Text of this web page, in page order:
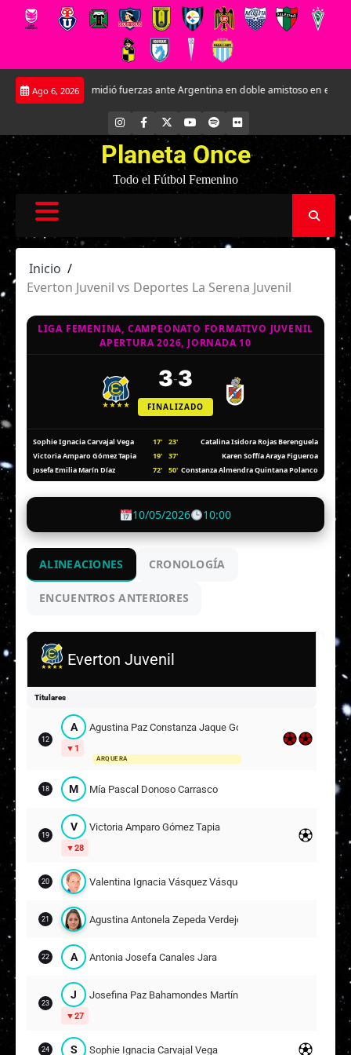
Saltar
Ago 6, 2026
Sub-17 midió fuerzas ante Argentina en doble amistoso en el CAR José
INSTAGRAM
FACEBOOK YOUTUBE
SPOTIFYFLICKR
Planeta Once
Todo el Fútbol Femenino
Inicio
Everton Juvenil vs Deportes La Serena Juvenil
LIGA FEMENINA, CAMPEONATO FORMATIVO JUVENIL
APERTURA 2026, JORNADA 10
3-3
FINALIZADO
Sophie Ignacia Carvajal Vega
17'
Victoria Amparo Gómez Tapia
19'
Josefa Emilia Marín Díaz
72'
23'
Catalina Isidora Rojas Berenguela
37'
Karen Soffía Araya Figueroa
50' Constanza Almendra Quintana Polanco
10/05/2026 10:00
ALINEACIONES CRONOLOGÍA
ENCUENTROS ANTERIORES
Everton Juvenil
Titulares
12
A Agustina Paz Constanza Jaque González
1
ARQUERA
18 M Mía Pascal Donoso Carrasco
19
V Victoria Amparo Gómez Tapia
28
20 Valentina Ignacia Vásquez Vásquez
21 Agustina Antonela Zepeda Verdejo
22 A Antonia Josefa Canales Jara
23
J Josefina Paz Bahamondes Martínez
27
24 S Sophie Ignacia Carvajal Vega